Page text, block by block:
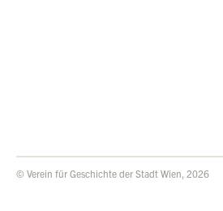
© Verein für Geschichte der Stadt Wien, 2026